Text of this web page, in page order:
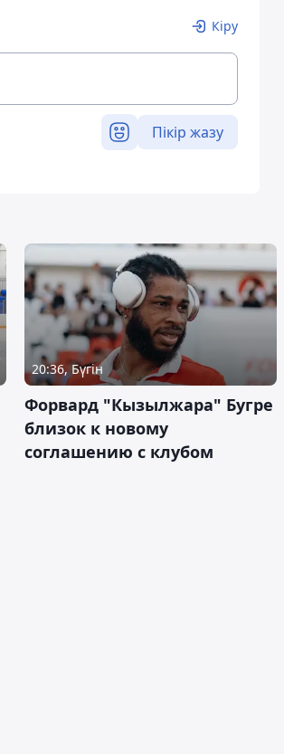
Кіру
Пікір жазу
20:36, Бүгін
Форвард "Кызылжара" Бугре
близок к новому
соглашению с клубом